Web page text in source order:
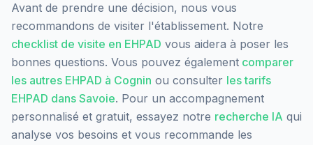
Avant de prendre une décision, nous vous
recommandons de visiter l'établissement. Notre
checklist de visite en EHPAD vous aidera à poser les
bonnes questions. Vous pouvez également comparer
les autres EHPAD à Cognin ou consulter les tarifs
EHPAD dans Savoie. Pour un accompagnement
personnalisé et gratuit, essayez notre recherche IA qui
analyse vos besoins et vous recommande les